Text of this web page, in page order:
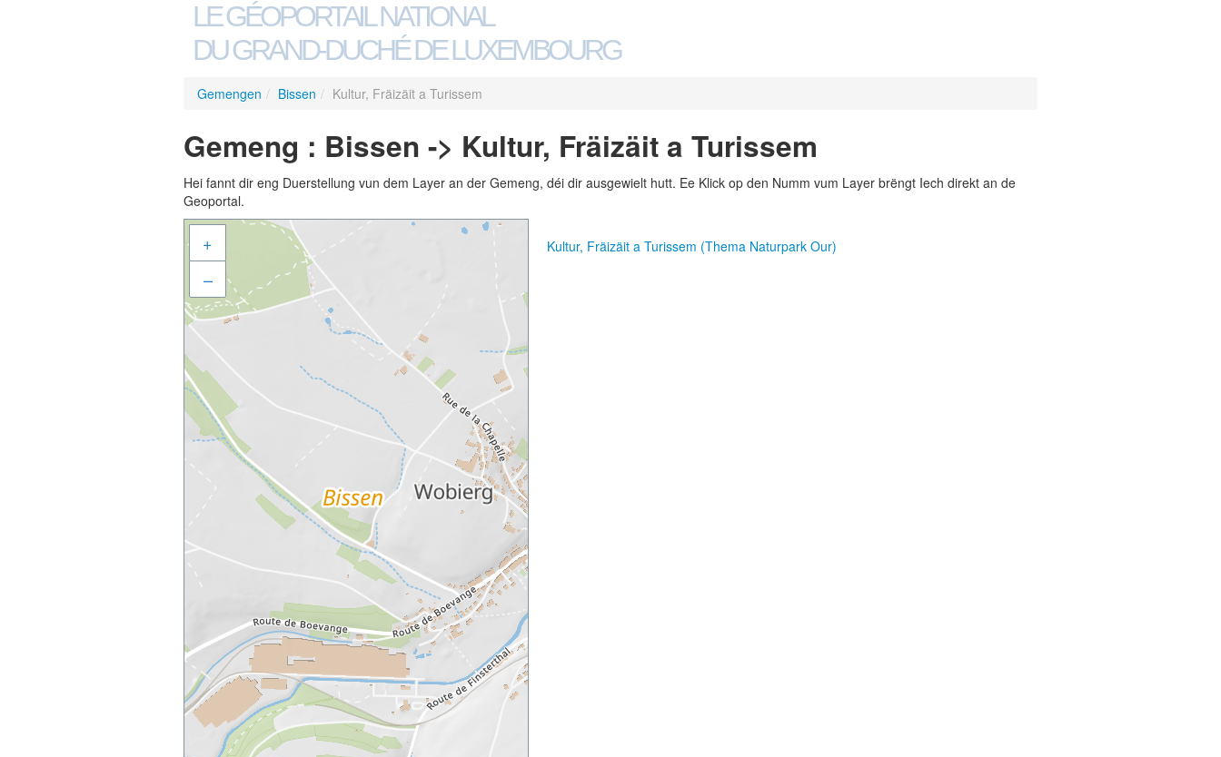
LE GÉOPORTAIL NATIONAL
DU GRAND-DUCHÉ DE LUXEMBOURG
Gemengen / Bissen / Kultur, Fräizäit a Turissem
Gemeng : Bissen -> Kultur, Fräizäit a Turissem
Hei fannt dir eng Duerstellung vun dem Layer an der Gemeng, déi dir ausgewielt hutt. Ee Klick op den Numm vum Layer brëngt Iech direkt an de
Geoportal.
+
–
Kultur, Fräizäit a Turissem (Thema Naturpark Our)